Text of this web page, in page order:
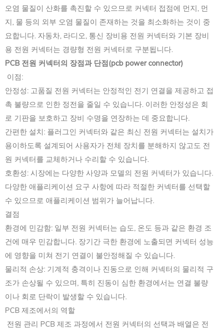
오염 물질이 산화를 촉진할 수 있으므로 커넥터 접점에 먼지, 먼
지, 물 등의 외부 오염 물질이 존재하는 것을 최소화하는 것이 중
요합니다. 자동차, 라디오, 통신 장비용 전원 커넥터와 기본 장비
용 전원 커넥터는 경량형 전원 커넥터로 구분됩니다.
PCB 전원 커넥터의 장점과 단점(pcb power connector)
이점:
안정성: 고품질 전원 커넥터는 안정적인 전기 연결을 제공하고 접
촉 불량으로 인한 정전을 줄일 수 있습니다. 이러한 안정성은 회
로 기판을 보호하고 장비 수명을 연장하는 데 중요합니다.
간편한 설치: 플러그인 커넥터와 같은 최신 전원 커넥터는 설치가
용이하도록 설계되어 사용자가 전체 장치를 분해하지 않고도 전
원 커넥터를 교체하거나 수리할 수 있습니다.
호환성: 시장에는 다양한 사양과 모델의 전원 커넥터가 있습니다.
다양한 애플리케이션 요구 사항에 따라 적절한 커넥터를 선택할
수 있으므로 애플리케이션 범위가 늘어납니다.
결점
환경에 민감함: 일부 전원 커넥터는 습도, 온도 등과 같은 환경 조
건에 매우 민감합니다. 장기간 극한 환경에 노출되면 커넥터 성능
에 영향을 미쳐 전기 연결이 불안정해질 수 있습니다.
물리적 손상: 기계적 충격이나 진동으로 인해 커넥터의 물리적 구
조가 손상될 수 있으며, 특히 진동이 심한 환경에서는 연결 불량
이나 회로 단락이 발생할 수 있습니다.
PCB 제조에서의 역할
전원 관리 PCB 제조 과정에서 전원 커넥터의 선택과 배열은 전